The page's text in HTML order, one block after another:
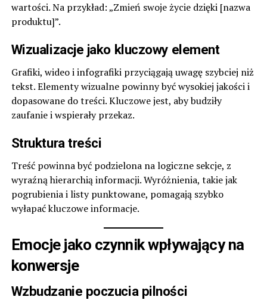
wartości. Na przykład: „Zmień swoje życie dzięki [nazwa
produktu]”.
Wizualizacje jako kluczowy element
Grafiki, wideo i infografiki przyciągają uwagę szybciej niż
tekst. Elementy wizualne powinny być wysokiej jakości i
dopasowane do treści. Kluczowe jest, aby budziły
zaufanie i wspierały przekaz.
Struktura treści
Treść powinna być podzielona na logiczne sekcje, z
wyraźną hierarchią informacji. Wyróżnienia, takie jak
pogrubienia i listy punktowane, pomagają szybko
wyłapać kluczowe informacje.
Emocje jako czynnik wpływający na
konwersje
Wzbudzanie poczucia pilności